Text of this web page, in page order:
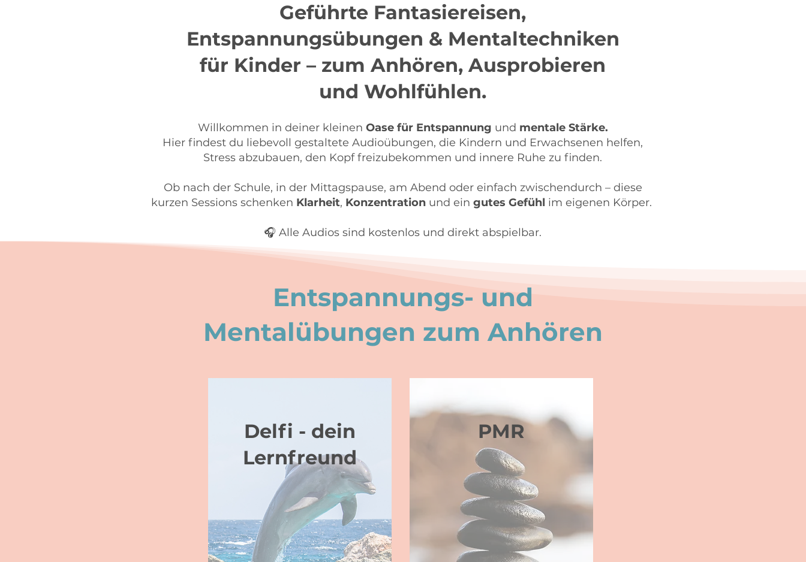
Geführte Fantasiereisen,
Entspannungsübungen & Mentaltechniken
für Kinder – zum Anhören, Ausprobieren
und Wohlfühlen.
Willkommen in deiner kleinen Oase für Entspannung und mentale Stärke.
Hier findest du liebevoll gestaltete Audioübungen, die Kindern und Erwachsenen helfen,
Stress abzubauen, den Kopf freizubekommen und innere Ruhe zu finden.
Ob nach der Schule, in der Mittagspause, am Abend oder einfach zwischendurch – diese
kurzen Sessions schenken Klarheit, Konzentrationund ein gutes Gefühl im eigenen Körper.
🎧 Alle Audios sind kostenlos und direkt abspielbar.
Entspannungs- und
Mentalübungen zum Anhören
Delfi - dein
Lernfreund
PMR